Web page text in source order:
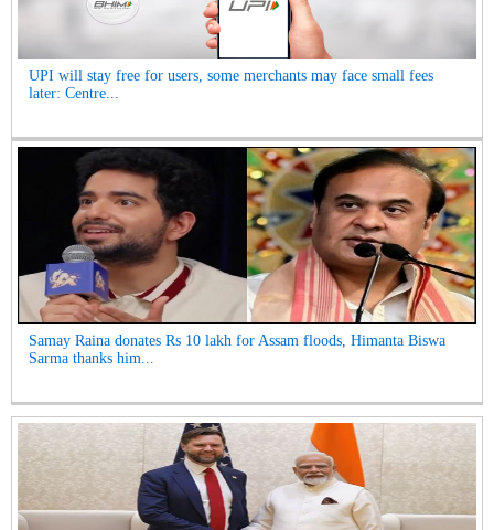
UPI will stay free for users, some merchants may face small fees
later: Centre...
Samay Raina donates Rs 10 lakh for Assam floods, Himanta Biswa
Sarma thanks him...